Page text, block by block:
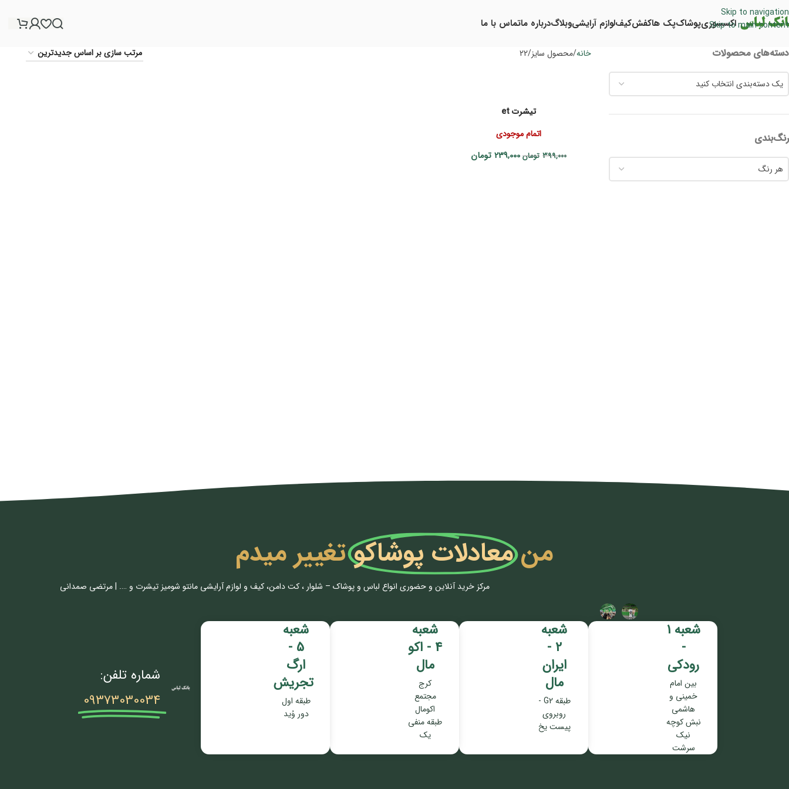
Skip to navigation
Skip to main content
اکسسوریپوشاکپک هاکفشکیفلوازم آرایشیوبلاگدرباره ماتماس با ما
دسته‌های محصولات
یک دسته‌بندی انتخاب کنید
رنگ‌بندی
هر رنگ
خانه محصول سایز 22
تیشرت et
اتمام موجودی
399,000 تومان 239,000 تومان
من معادلات پوشاکوتغییر میدم
مرکز خرید آنلاین و حضوری انواع لباس‌ و پوشاک – شلوار ، کت دامن، کیف و لوازم آرایشی مانتو شومیز تیشرت و …. | مرتضی صمدانی
شعبه 1
-
رودکی
بین امام
خمینی و
هاشمی
نبش کوچه
نیک
سرشت
شعبه
2 -
ایران
مال
طبقه G2 -
روبروی
پیست یخ
شعبه
4 - اکو
مال
کرج
مجتمع
اکومال
طبقه منفی
یک
شعبه
5 -
ارگ
تجریش
طبقه اول
دور وُید
شماره تلفن:
09373030034